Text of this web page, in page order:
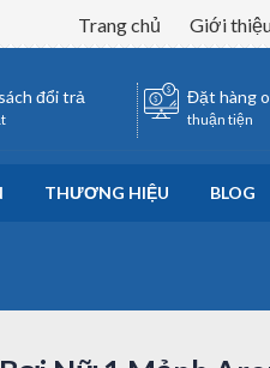
Trang chủ Giới
đổi trả Đặt hàng
thuận tiện
THƯƠNG HIỆU BLOG